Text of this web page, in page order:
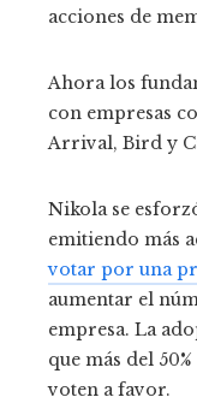
acciones de
Ahora los
con empresas
Arrival, Bird y
Nikola se
emitiendo más
votar por una
aumentar el
empresa. La
que más del
voten a favor.